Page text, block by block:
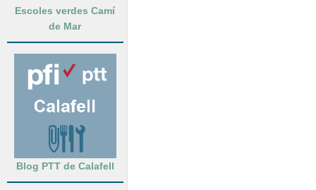
Escoles verdes Camí
de Mar
Blog PTT de Calafell